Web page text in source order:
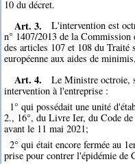
10 du décret.
Art. 3.
L'intervention est
n° 1407/2013 de la
des articles 107 et 108 du
européenne aux aides de
Art. 4.
Le Ministre octroie,
intervention à l'entreprise :
1° qui possédait une unité
2., 16°, du Livre Ier, du Code
avant le 11 mai 2021;
2° qui était encore fermée au
prise pour contrer l'épidémie de